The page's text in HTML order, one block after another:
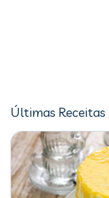
Últimas Receitas